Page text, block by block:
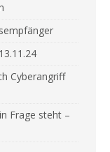
Cyberangriff
Frage steht –